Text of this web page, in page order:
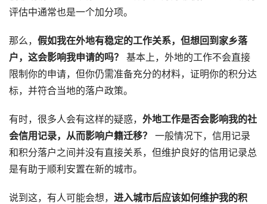
评估中通常也是一个加分项。
那么， 假如我在外地有稳定的工作关系，但想回到家乡落
户，这会影响我申请的吗？
基本上，外地的工作不会直接
限制你的申请，但你仍需准备充分的材料，证明你的积分达
标，并符合当地的落户政策。
有时，很多人会有这样的疑惑， 外地工作是否会影响我的社
会信用记录，从而影响户籍迁移？
一般情况下，信用记录
和积分落户之间并没有直接关系，但维护良好的信用记录总
是有助于顺利安置在新的城市。
说到这，有人可能会想， 进入城市后应该如何维护我的积